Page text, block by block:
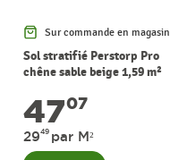
Sur commande en magasin
Sol stratifié Perstorp Pro
chêne sable beige 1,59 m²
4707
2949 par M²